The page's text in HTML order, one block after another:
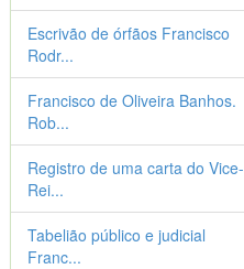
Escrivão de órfãos Francisco
Rodr...
Francisco de Oliveira Banhos.
Rob...
Registro de uma carta do Vice-
Rei...
Tabelião público e judicial
Franc...